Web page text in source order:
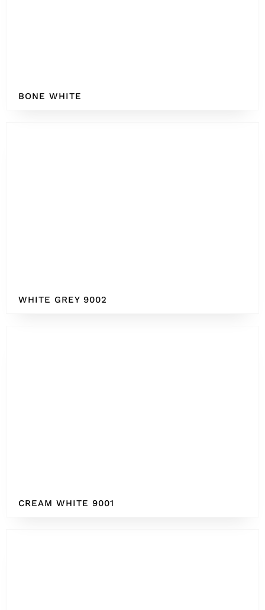
BONE WHITE
WHITE GREY 9002
CREAM WHITE 9001